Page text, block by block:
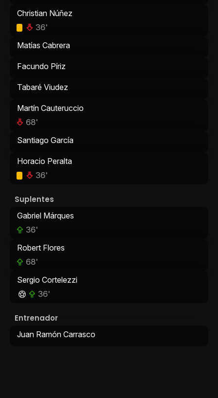
Christian Núñez
36'
Matías Cabrera
Facundo Píriz
Tabaré Viudez
Martín Cauteruccio
68'
Santiago García
Horacio Peralta
36'
Suplentes
Gabriel Márques
36'
Robert Flores
68'
Sergio Cortelezzi
36'
Entrenador
Juan Ramón Carrasco